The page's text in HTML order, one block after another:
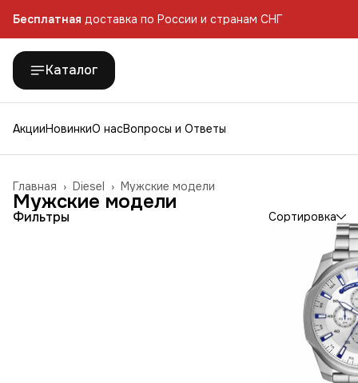
Бесплатная доставка по России и странам СНГ
Бесплатная доставка по России и странам СНГ
Каталог
АкцииНовинкиО насВопросы и Ответы
Мужские модели
Diesel ›
Главная ›
Мужские модели
Фильтры Сортировка